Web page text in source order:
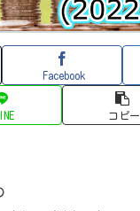
Facebook
コピー